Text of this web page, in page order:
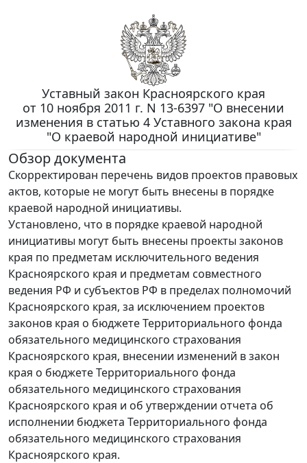
Уставный закон Красноярского края
от 10 ноября 2011 г. N 13-6397 "О внесении
изменения в статью 4 Уставного закона края
"О краевой народной инициативе"
Обзор документа
Скорректирован перечень видов проектов правовых
актов, которые не могут быть внесены в порядке
краевой народной инициативы.
Установлено, что в порядке краевой народной
инициативы могут быть внесены проекты законов
края по предметам исключительного ведения
Красноярского края и предметам совместного
ведения РФ и субъектов РФ в пределах полномочий
Красноярского края, за исключением проектов
законов края о бюджете Территориального фонда
обязательного медицинского страхования
Красноярского края, внесении изменений в закон
края о бюджете Территориального фонда
обязательного медицинского страхования
Красноярского края и об утверждении отчета об
исполнении бюджета Территориального фонда
обязательного медицинского страхования
Красноярского края.